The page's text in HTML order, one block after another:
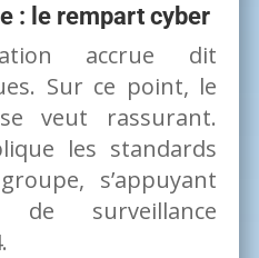
: le rempart cyber
accrue dit
Sur ce point, le
veut rassurant.
les standards
s’appuyant
surveillance